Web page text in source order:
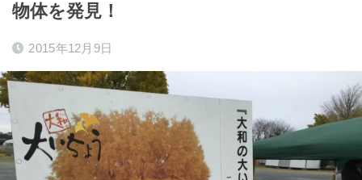
物体を発見！
2015年12月9日